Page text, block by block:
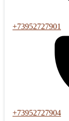
+73952727901
+73952727904